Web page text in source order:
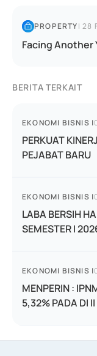
PROPERTY|28
Facing Another
BERITA TERKAIT
EKONOMI BISNIS |
PERKUAT
PEJABAT BARU
EKONOMI BISNIS |
LABA BERSIH
SEMESTER I
EKONOMI BISNIS |
MENPERIN :
5,32% PADA DI